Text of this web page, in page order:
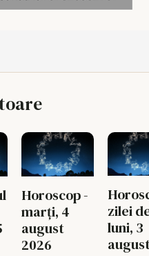
Horoscop -
marți, 4
august
2026
zilei
luni, 3